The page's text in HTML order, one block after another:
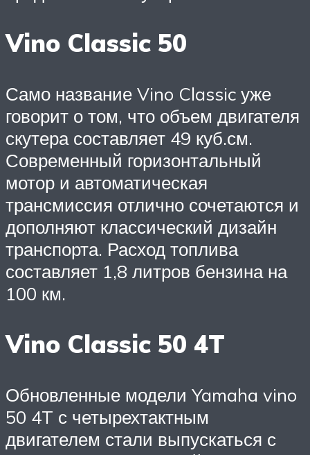
Vino Classic 50
Само название Vino Classic уже
говорит о том, что объем двигателя
скутера составляет 49 куб.см.
Современный горизонтальный
мотор и автоматическая
трансмиссия отлично сочетаются и
дополняют классический дизайн
транспорта. Расход топлива
составляет 1,8 литров бензина на
100 км.
Vino Classic 50 4T
Обновленные модели Yamaha vino
50 4T с четырехтактным
двигателем стали выпускаться с